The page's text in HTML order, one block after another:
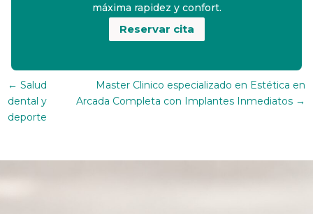
máxima rapidez y confort.
Reservar cita
←Salud
dental y
deporte
Master Clinico especializado en Estética en
Arcada Completa con Implantes Inmediatos→